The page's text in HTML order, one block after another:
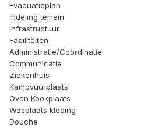
Evacuatieplan
indeling terrein
Infrastructuur
Faciliteiten
Administratie/Coördinatie
Communicatie
Ziekenhuis
Kampvuurplaats
Oven Kookplaats
Wasplaats kleding
Douche